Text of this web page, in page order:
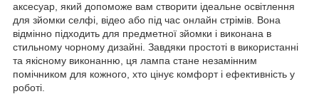
аксесуар, який допоможе вам створити ідеальне освітлення
для зйомки селфі, відео або під час онлайн стрімів. Вона
відмінно підходить для предметної зйомки і виконана в
стильному чорному дизайні. Завдяки простоті в використанні
та якісному виконанню, ця лампа стане незамінним
помічником для кожного, хто цінує комфорт і ефективність у
роботі.